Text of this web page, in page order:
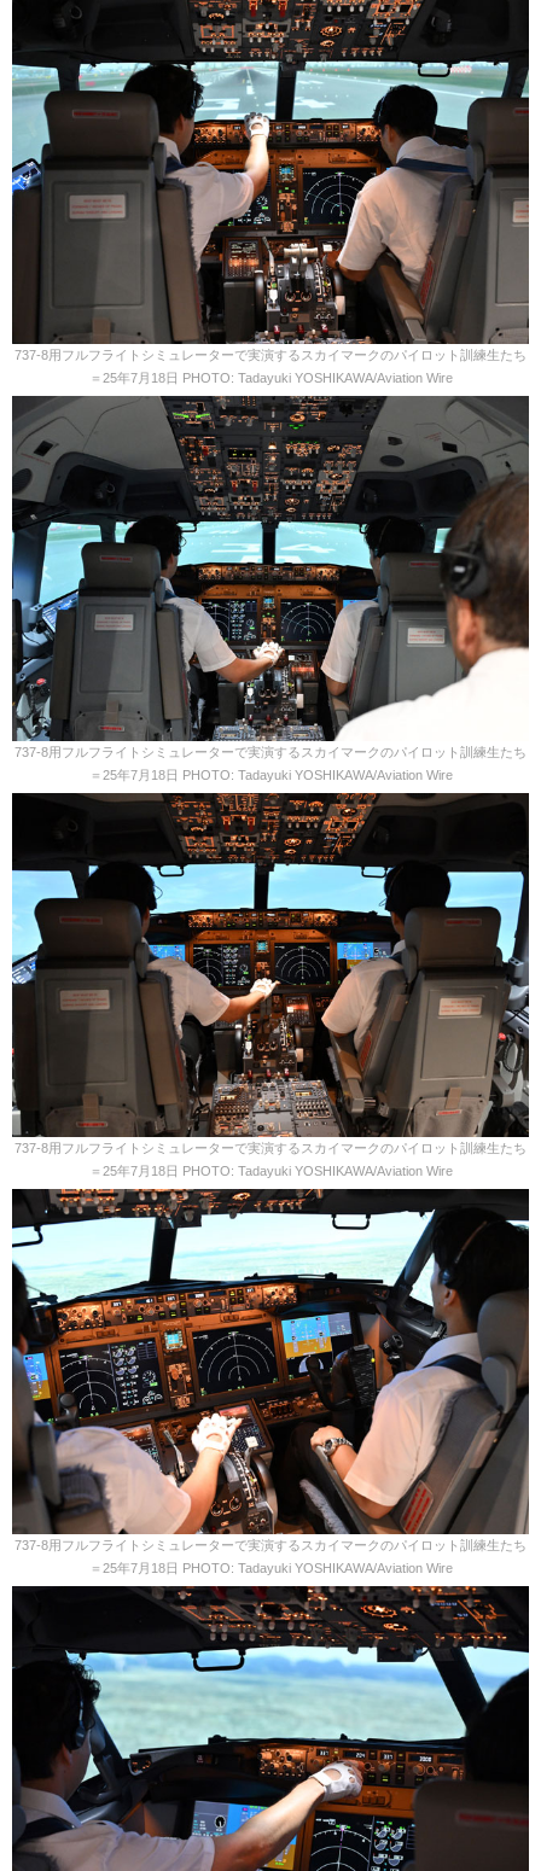
737-8用フルフライトシミュレーターで実演するスカイマークのパイロット訓練生たち
＝25年7月18日 PHOTO: Tadayuki YOSHIKAWA/Aviation Wire
737-8用フルフライトシミュレーターで実演するスカイマークのパイロット訓練生たち
＝25年7月18日 PHOTO: Tadayuki YOSHIKAWA/Aviation Wire
737-8用フルフライトシミュレーターで実演するスカイマークのパイロット訓練生たち
＝25年7月18日 PHOTO: Tadayuki YOSHIKAWA/Aviation Wire
737-8用フルフライトシミュレーターで実演するスカイマークのパイロット訓練生たち
＝25年7月18日 PHOTO: Tadayuki YOSHIKAWA/Aviation Wire